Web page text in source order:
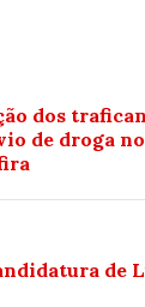
dos
de droga
de